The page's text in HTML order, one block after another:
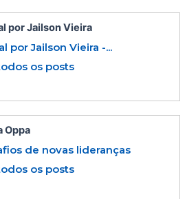
por Jailson Vieira
por Jailson Vieira -...
os posts
Oppa
de novas lideranças
os posts